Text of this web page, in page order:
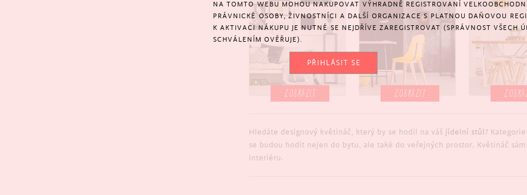
ZOBRAZIT ZOBRAZIT
Hledáte designový květináč, který by se hodil na váš jídelní stůl ? Kategorie
se budou hodit nejen do bytu, ale také do veřejných prostor. Květináč
interiéru.
NA TOMTO WEBU MOHOU NAKUPOVAT VÝHRADNĚ REGISTROVANÍ
PRÁVNICKÉ OSOBY, ŽIVNOSTNÍCI A DALŠÍ ORGANIZACE S PLATNOU DAŇOVOU
K AKTIVACI NÁKUPU JE NUTNÉ SE NEJDŘÍVE ZAREGISTROVAT (SPRÁVNOST VŠECH
SCHVÁLENÍM OVĚŘUJE).
PŘIHLÁSIT SE